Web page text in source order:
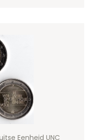
Eenheid UNC